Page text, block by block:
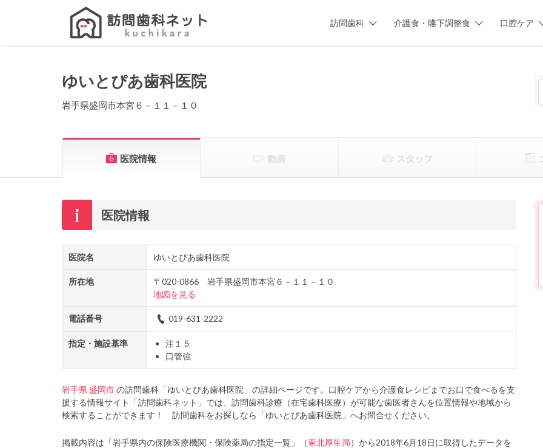
訪問歯科 介護食・嚥下調整食 口腔ケア
Search
ゆいとぴあ歯科医院
岩手県盛岡市本宮６－１１－１０
医院情報 動画 スタッフ
医院情報
医院名 ゆいとぴあ歯科医院
所在地
〒020-0866 岩手県盛岡市本宮６－１１－１０
地図を見る
電話番号 019-631-2222
指定・施設基準
注１５
口管強
岩手県 盛岡市の訪問歯科「ゆいとぴあ歯科医院」の詳細ページです。口腔ケアから介護食レシピまでお口で食べるを支
援する情報サイト「訪問歯科ネット」では、訪問歯科診療（在宅歯科医療）が可能な歯医者さんを位置情報や地域から
検索することができます！ 訪問歯科をお探しなら「ゆいとぴあ歯科医院」へお問合せください。
掲載内容は「岩手県内の保険医療機関・保険薬局の指定一覧」（東北厚生局）から2018年6月18日に取得したデータを